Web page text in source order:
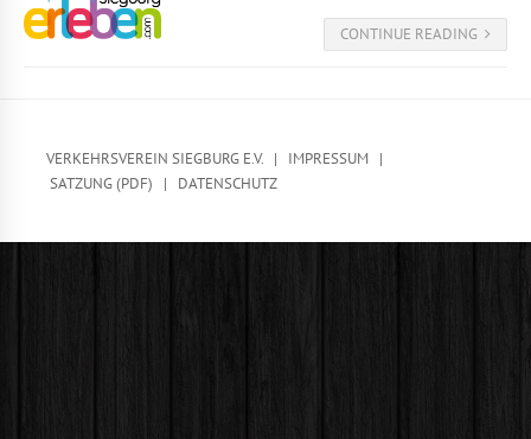
CONTINUE READING
VERKEHRSVEREIN SIEGBURG E.V. | IMPRESSUM |
SATZUNG (PDF) | DATENSCHUTZ